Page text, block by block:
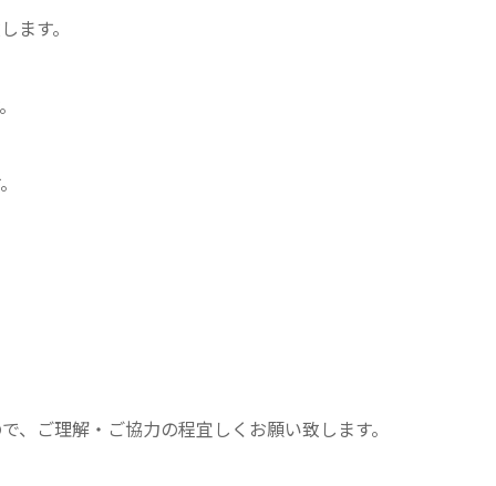
ます。
ご理解・ご協力の程宜しくお願い致します。